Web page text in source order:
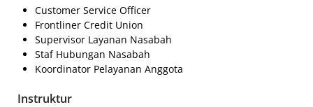
Customer Service Officer
Frontliner Credit Union
Supervisor Layanan Nasabah
Staf Hubungan Nasabah
Koordinator Pelayanan Anggota
Instruktur